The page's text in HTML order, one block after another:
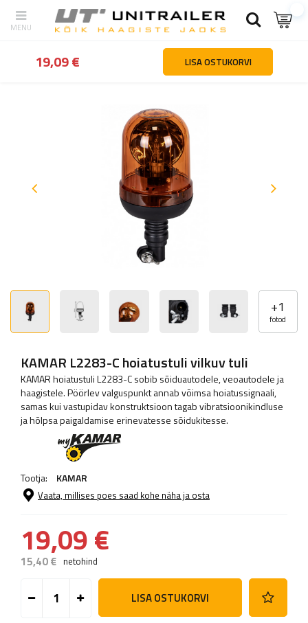
tagasi Kodu Majakad KAMAR L2283-C
+1
fotod
KAMAR L2283-C hoiatustuli vilkuv tuli
KAMAR hoiatustuli L2283-C sobib sõiduautodele, veoautodele ja
haagistele. Pöörlev valguspunkt annab võimsa hoiatussignaali,
samas kui vastupidav konstruktsioon tagab vibratsioonikindluse
ja hõlpsa paigaldamise erinevatesse sõidukitesse.
Tootja: KAMAR
Vaata, millises poes saad kohe näha ja osta
19,09 €
15,40 € netohind
LISA OSTUKORVI
19,09 € LISA OSTUKORVI